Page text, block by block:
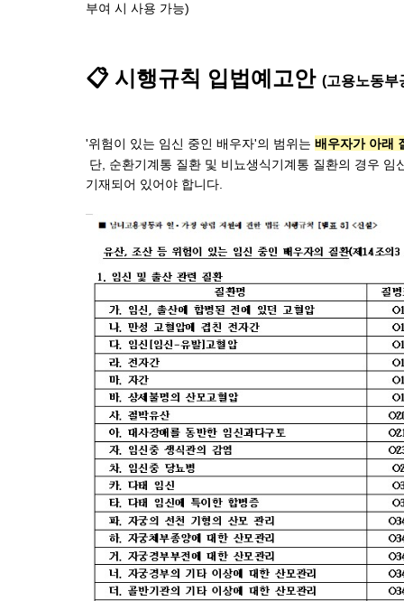
부여 시 사용 가능)
📋 시행규칙 입법예고안 (고용노동부
'위험이 있는 임신 중인 배우자'의 범위는 배우자가 아래
기재되어 있어야 합니다.